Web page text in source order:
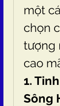
một
chọn
tượng
cao
1.
Sông